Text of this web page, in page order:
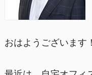
おはようございます！